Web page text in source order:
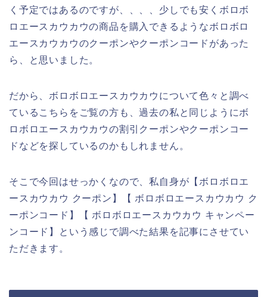
く予定ではあるのですが、、、、少しでも安くボロボ
ロエースカウカウの商品を購入できるようなボロボロ
エースカウカウのクーポンやクーポンコードがあった
ら、と思いました。
だから、ボロボロエースカウカウについて色々と調べ
ているこちらをご覧の方も、過去の私と同じようにボ
ロボロエースカウカウの割引クーポンやクーポンコー
ドなどを探しているのかもしれません。
そこで今回はせっかくなので、私自身が【ボロボロエ
ースカウカウ クーポン】【 ボロボロエースカウカウ ク
ーポンコード】【 ボロボロエースカウカウ キャンペー
ンコード】という感じで調べた結果を記事にさせてい
ただきます。